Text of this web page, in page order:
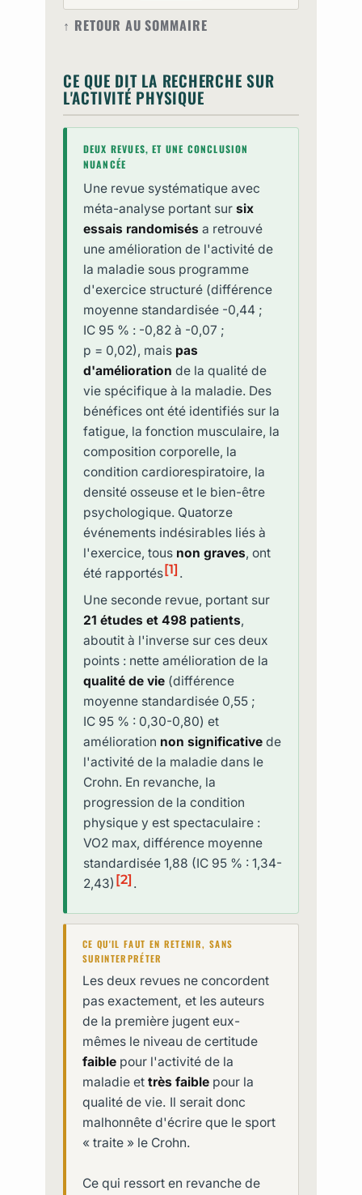
↑ RETOUR AU SOMMAIRE
CE QUE DIT LA RECHERCHE SUR
L'ACTIVITÉ PHYSIQUE
DEUX REVUES, ET UNE CONCLUSION
NUANCÉE
Une revue systématique avec
méta-analyse portant sur six
essais randomisés a retrouvé
une amélioration de l'activité de
la maladie sous programme
d'exercice structuré (différence
moyenne standardisée -0,44 ;
IC 95 % : -0,82 à -0,07 ;
p = 0,02), mais pas
d'amélioration de la qualité de
vie spécifique à la maladie. Des
bénéfices ont été identifiés sur la
fatigue, la fonction musculaire, la
composition corporelle, la
condition cardiorespiratoire, la
densité osseuse et le bien-être
psychologique. Quatorze
événements indésirables liés à
l'exercice, tous non graves, ont
été rapportés[1] .
Une seconde revue, portant sur
21 études et 498 patients,
aboutit à l'inverse sur ces deux
points : nette amélioration de la
qualité de vie(différence
moyenne standardisée 0,55 ;
IC 95 % : 0,30-0,80) et
amélioration non significativede
l'activité de la maladie dans le
Crohn. En revanche, la
progression de la condition
physique y est spectaculaire :
VO2 max, différence moyenne
standardisée 1,88 (IC 95 % : 1,34-
2,43) [2] .
CE QU'IL FAUT EN RETENIR, SANS
SURINTERPRÉTER
Les deux revues ne concordent
pas exactement, et les auteurs
de la première jugent eux-
mêmes le niveau de certitude
faiblepour l'activité de la
maladie et très faiblepour la
qualité de vie. Il serait donc
malhonnête d'écrire que le sport
« traite » le Crohn.
Ce qui ressort en revanche de